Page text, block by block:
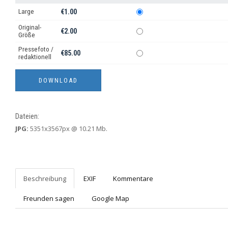
Large €1.00
Original-
Größe
€2.00
Pressefoto /
redaktionell
€85.00
Dateien:
JPG: 5351x3567px @ 10.21 Mb.
Beschreibung EXIF Kommentare
Freunden sagen Google Map